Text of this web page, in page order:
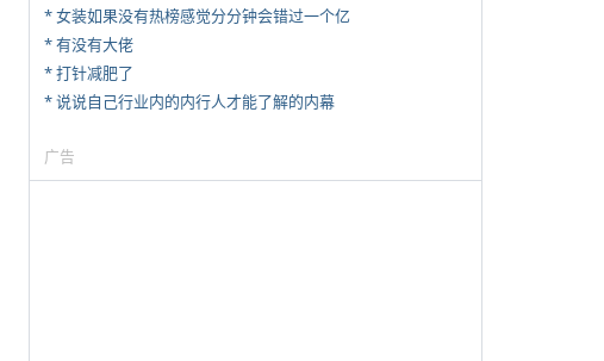
* 女装如果没有热榜感觉分分钟会错过一个亿
* 有没有大佬
* 打针减肥了
* 说说自己行业内的内行人才能了解的内幕
广告